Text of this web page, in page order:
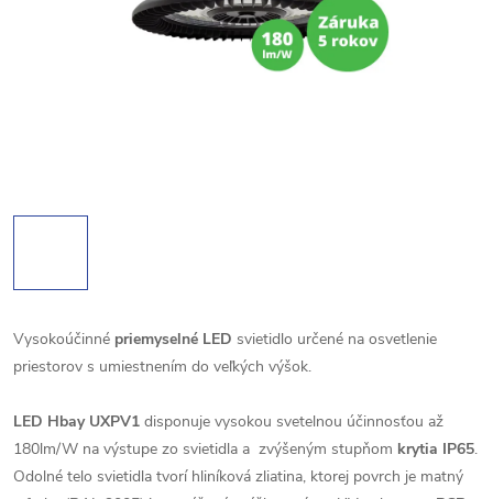
Vysokoúčinné priemyselné LED svietidlo určené na osvetlenie
priestorov s umiestnením do veľkých výšok.
LED Hbay UXPV1 disponuje vysokou svetelnou účinnosťou až
180lm/W na výstupe zo svietidla a zvýšeným stupňom krytia IP65.
Odolné telo svietidla tvorí hliníková zliatina, ktorej povrch je matný